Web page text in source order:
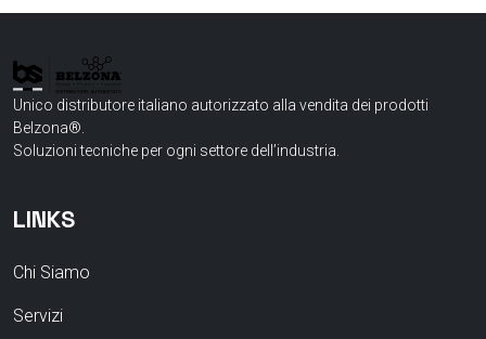
Unico distributore italiano autorizzato alla vendita dei prodotti
Belzona®.
Soluzioni tecniche per ogni settore dell’industria.
LINKS
Chi Siamo
Servizi